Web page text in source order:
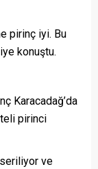
pirinç iyi. Bu
konuştu.
Karacadağ’da
pirinci
ve